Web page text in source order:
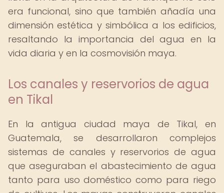
era funcional, sino que también añadía una
dimensión estética y simbólica a los edificios,
resaltando la importancia del agua en la
vida diaria y en la cosmovisión maya.
Los canales y reservorios de agua
en Tikal
En la antigua ciudad maya de Tikal, en
Guatemala, se desarrollaron complejos
sistemas de canales y reservorios de agua
que aseguraban el abastecimiento de agua
tanto para uso doméstico como para riego